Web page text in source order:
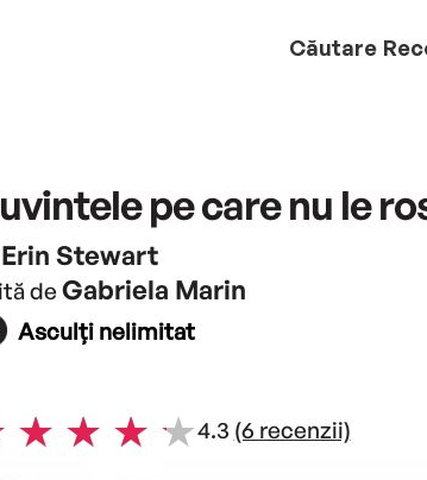
Căutare
pe care nu le
Erin Stewart
de Gabriela Marin
Asculți nelimitat
4.3 (6 recenzii)